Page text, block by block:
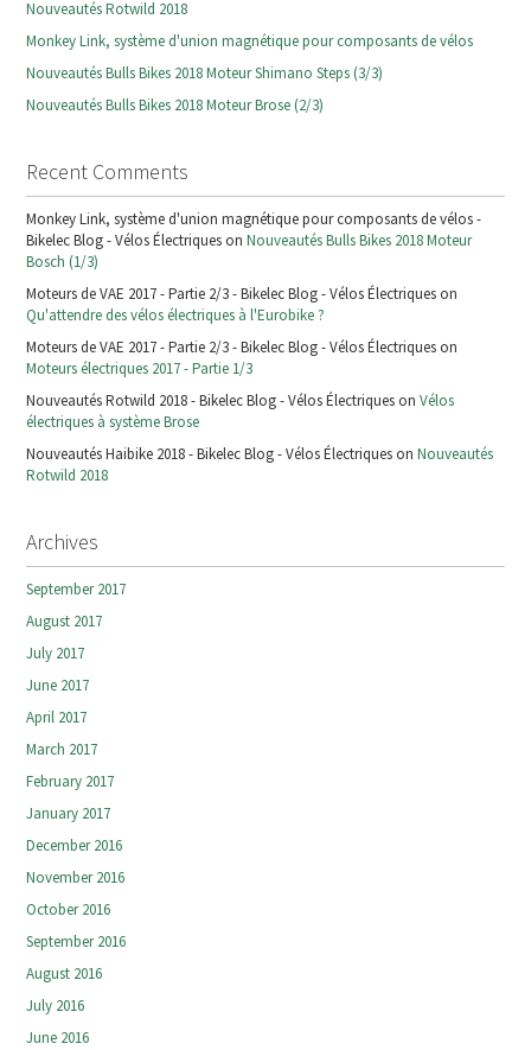
Nouveautés Rotwild 2018
Monkey Link, système d'union magnétique pour composants de vélos
Nouveautés Bulls Bikes 2018 Moteur Shimano Steps (3/3)
Nouveautés Bulls Bikes 2018 Moteur Brose (2/3)
Recent Comments
Monkey Link, système d'union magnétique pour composants de vélos -
Bikelec Blog - Vélos Électriques onNouveautés Bulls Bikes 2018 Moteur
Bosch (1/3)
Moteurs de VAE 2017 - Partie 2/3 - Bikelec Blog - Vélos Électriques on
Qu'attendre des vélos électriques à l'Eurobike ?
Moteurs de VAE 2017 - Partie 2/3 - Bikelec Blog - Vélos Électriques on
Moteurs électriques 2017 - Partie 1/3
Nouveautés Rotwild 2018 - Bikelec Blog - Vélos Électriques onVélos
électriques à système Brose
Nouveautés Haibike 2018 - Bikelec Blog - Vélos Électriques onNouveautés
Rotwild 2018
Archives
September 2017
August 2017
July 2017
June 2017
April 2017
March 2017
February 2017
January 2017
December 2016
November 2016
October 2016
September 2016
August 2016
July 2016
June 2016